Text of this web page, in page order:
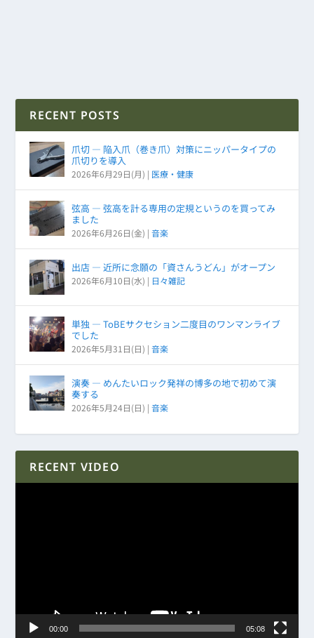
RECENT POSTS
爪切 ― 陥入爪（巻き爪）対策にニッパータイプの
爪切りを導入
2026年6月29日(月) | 医療・健康
弦高 ― 弦高を計る専用の定規というのを買ってみ
ました
2026年6月26日(金) |音楽
出店 ― 近所に念願の「資さんうどん」がオープン
2026年6月10日(水) | 日々雑記
単独 ― ToBEサクセション二度目のワンマンライブ
でした
2026年5月31日(日) |音楽
演奏 ― めんたいロック発祥の博多の地で初めて演
奏する
2026年5月24日(日) |音楽
RECENT VIDEO
00:00 05:08